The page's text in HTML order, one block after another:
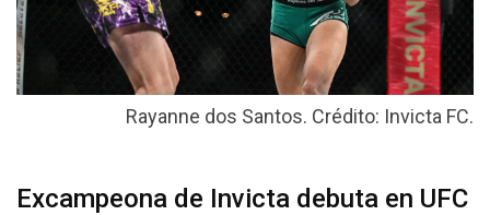
Rayanne dos Santos. Crédito: Invicta FC.
Excampeona de Invicta debuta en UFC